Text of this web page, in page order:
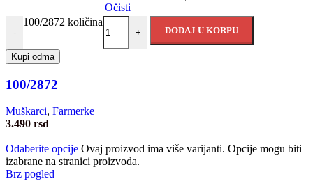
Očisti
-
100/2872 količina
+ DODAJ U KORPU
Kupi odma
100/2872
Muškarci, Farmerke
3.490 rsd
Odaberite opcije Ovaj proizvod ima više varijanti. Opcije mogu biti
izabrane na stranici proizvoda.
Brz pogled